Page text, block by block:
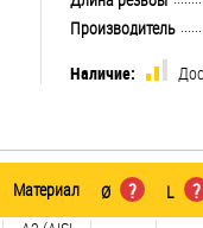
Производитель
Наличие:
Материал Ø ? L ?